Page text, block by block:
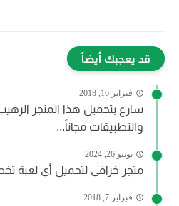
قد يعجبك أيضاً
فبراير 16, 2018
سارع بتحميل هذا المتجر
والتطبيقات مجاناً...
يونيو 26, 2024
متجر خرافي لتحميل أي لعبة
فبراير 7, 2018